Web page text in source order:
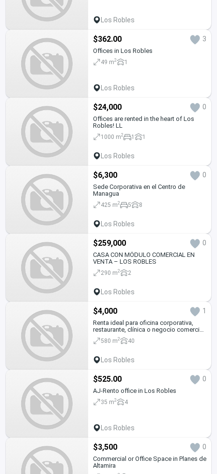
Los Robles
$362.00 3
Offices in Los Robles
49 m2 1
Los Robles
$24,000 0
Offices are rented in the heart of Los
Robles! LL
1000 m2 1 1
Los Robles
$6,300 0
Sede Corporativa en el Centro de
Managua
425 m2 5 8
Los Robles
$259,000 0
CASA CON MÓDULO COMERCIAL EN
VENTA – LOS ROBLES
290 m2 2
Los Robles
$4,000 1
Renta ideal para oficina corporativa,
restaurante, clínica o negocio comercial
BG
580 m2 40
Los Robles
$525.00 0
AJ-Rento office in Los Robles
35 m2 4
Los Robles
$3,500 0
Commercial or Office Space in Planes de
Altamira